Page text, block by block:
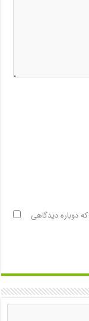
دوباره دیدگاهی